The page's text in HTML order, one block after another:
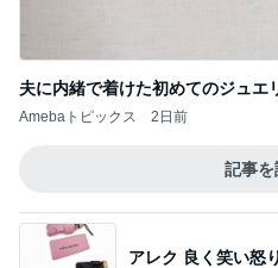
夫に内緒で着けた初めてのジュエ
Amebaトピックス 2日前
記事を
アレク 良く笑い怒